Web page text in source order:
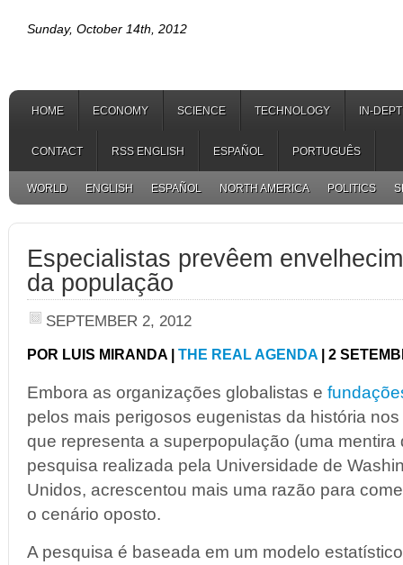
Sunday, October 14th, 2012
HOME ECONOMY SCIENCE TECHNOLOGY IN-
CONTACT RSS ENGLISH ESPAÑOL PORTUGUÊS
WORLD ENGLISH ESPAÑOL NORTH AMERICA POLITICS
Especialistas prevêem
da população
SEPTEMBER 2, 2012
POR LUIS MIRANDA | THE REAL AGENDA | 2
Embora as organizações globalistas e
pelos mais perigosos eugenistas da história nos
que representa a superpopulação (uma
pesquisa realizada pela Universidade de
Unidos, acrescentou mais uma razão para
o cenário oposto.
A pesquisa é baseada em um modelo